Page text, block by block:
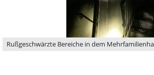
Rußgeschwärzte Bereiche in dem